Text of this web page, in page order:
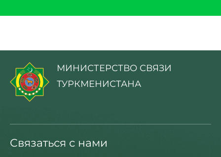
МИНИСТЕРСТВО СВЯЗИ
ТУРКМЕНИСТАНА
Связаться с нами